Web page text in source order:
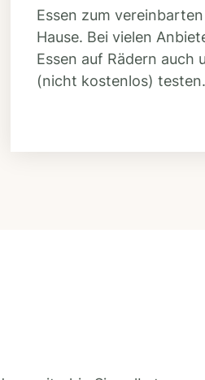
Essen zum
Hause. Bei vielen
Essen auf Rädern auch
(nicht kostenlos) testen.